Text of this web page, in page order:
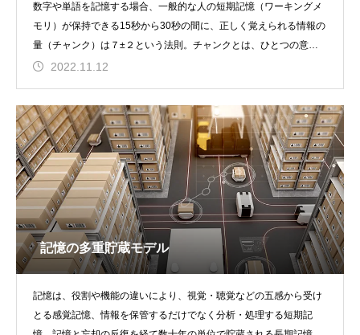
数字や単語を記憶する場合、一般的な人の短期記憶（ワーキングメ
モリ）が保持できる15秒から30秒の間に、正しく覚えられる情報の
量（チャンク）は７±２という法則。チャンクとは、ひとつの意味
や認識のかたまり
2022.11.12
記憶の多重貯蔵モデル
記憶は、役割や機能の違いにより、視覚・聴覚などの五感から受け
とる感覚記憶、情報を保管するだけでなく分析・処理する短期記